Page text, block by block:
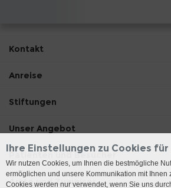
Kontakt
Anreise
Stiftungen
Unser Angebot
Patienten und Besucher
Ärzte und Zuweiser
Ihre Einstellungen zu Cookies
Wir nutzen Cookies, um Ihnen die bestmögliche
ermöglichen und unsere Kommunikation mit Ihnen
Cookies werden nur verwendet, wenn Sie uns